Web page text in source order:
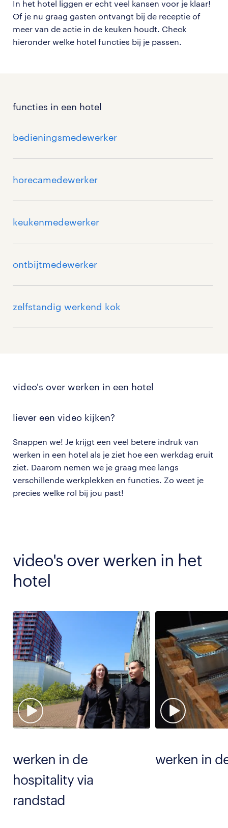
In het hotel liggen er echt veel kansen voor je klaar!
Of je nu graag gasten ontvangt bij de receptie of
meer van de actie in de keuken houdt. Check
hieronder welke hotel functies bij je passen.
functies in een hotel
bedieningsmedewerker
horecamedewerker
keukenmedewerker
ontbijtmedewerker
zelfstandig werkend kok
video's over werken in een hotel
liever een video kijken?
Snappen we! Je krijgt een veel betere indruk van
werken in een hotel als je ziet hoe een werkdag eruit
ziet. Daarom nemen we je graag mee langs
verschillende werkplekken en functies. Zo weet je
precies welke rol bij jou past!
video's over werken in het
hotel
werken in de
hospitality via
randstad
werken in